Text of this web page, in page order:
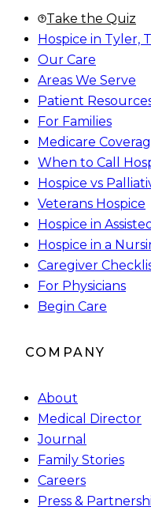
Take the Quiz
Hospice in Tyler,
Our Care
Areas We Serve
Patient
For Families
Medicare
When to Call
Hospice vs
Veterans Hospice
Hospice in
Hospice in a
Caregiver
For Physicians
Begin Care
COMPANY
About
Medical Director
Journal
Family Stories
Careers
Press &